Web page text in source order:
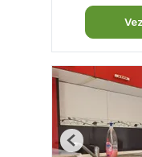
Previous